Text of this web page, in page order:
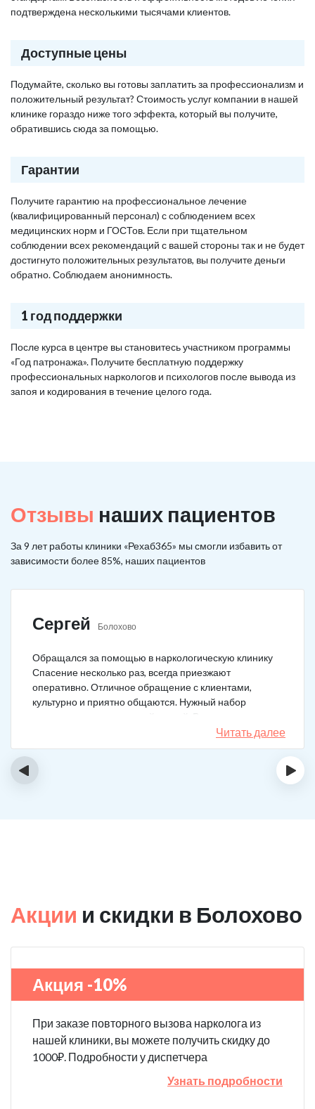
подтверждена несколькими тысячами клиентов.
Доступные цены
Подумайте, сколько вы готовы заплатить за профессионализм и
положительный результат? Стоимость услуг компании в нашей
клинике гораздо ниже того эффекта, который вы получите,
обратившись сюда за помощью.
Гарантии
Получите гарантию на профессиональное лечение
(квалифицированный персонал) с соблюдением всех
медицинских норм и ГОСТов. Если при тщательном
соблюдении всех рекомендаций с вашей стороны так и не будет
достигнуто положительных результатов, вы получите деньги
обратно. Соблюдаем анонимность.
1 год поддержки
После курса в центре вы становитесь участником программы
«Год патронажа». Получите бесплатную поддержку
профессиональных наркологов и психологов после вывода из
запоя и кодирования в течение целого года.
Отзывы наших пациентов
За 9 лет работы клиники «Рехаб365» мы смогли избавить от
зависимости более 85%, наших пациентов
Сергей Болохово
Обращался за помощью в наркологическую клинику
Спасение несколько раз, всегда приезжают
оперативно. Отличное обращение с клиентами,
культурно и приятно общаются. Нужный набор
медикаментов под каждый случай. Разное состояние,
Читать далее
‹ ›
Акции и скидки в Болохово
Акция -10%
При заказе повторного вызова нарколога из
нашей клиники, вы можете получить скидку до
1000₽. Подробности у диспетчера
Узнать подробности